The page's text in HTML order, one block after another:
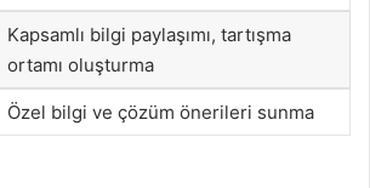
Kapsamlı bilgi paylaşımı, tartışma
ortamı oluşturma
Özel bilgi ve çözüm önerileri sunma